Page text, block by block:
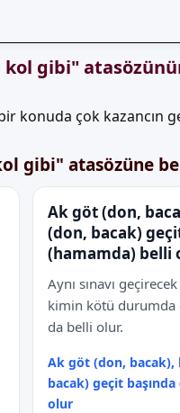
gibi"
konuda çok kazancın
gibi" atasözüne
Ak göt (don,
(don, bacak)
(hamamda) belli
Aynı sınavı
kimin kötü durumda
da belli olur.
Ak göt (don, bacak),
bacak) geçit
olur